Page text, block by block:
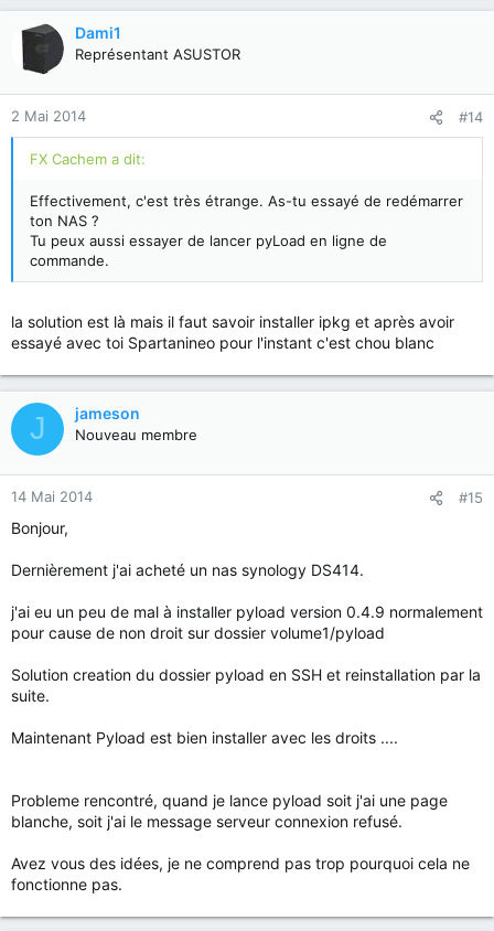
Dami1
Représentant ASUSTOR
2 Mai 2014 #14
FX Cachem a dit:
Effectivement, c'est très étrange. As-tu essayé de redémarrer
ton NAS ?
Tu peux aussi essayer de lancer pyLoad en ligne de
commande.
la solution est là mais il faut savoir installer ipkg et après avoir
essayé avec toi Spartanineo pour l'instant c'est chou blanc
J jameson
Nouveau membre
14 Mai 2014 #15
Bonjour,
Dernièrement j'ai acheté un nas synology DS414.
j'ai eu un peu de mal à installer pyload version 0.4.9 normalement
pour cause de non droit sur dossier volume1/pyload
Solution creation du dossier pyload en SSH et reinstallation par la
suite.
Maintenant Pyload est bien installer avec les droits ....
Probleme rencontré, quand je lance pyload soit j'ai une page
blanche, soit j'ai le message serveur connexion refusé.
Avez vous des idées, je ne comprend pas trop pourquoi cela ne
fonctionne pas.